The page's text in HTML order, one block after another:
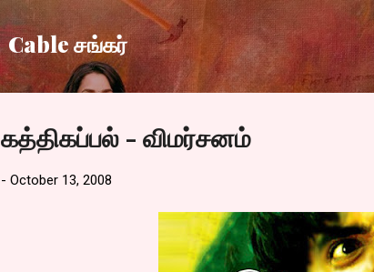
Skip to
Cable சங்கர்
கத்திகப்பல் - விமர்சனம்
- October 13, 2008